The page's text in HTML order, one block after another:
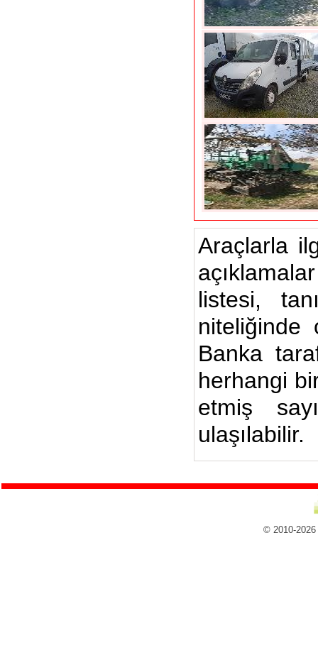
Araçlarla
listesi,
niteliğinde
Banka
herhangi
etmiş
ulaşılabilir.
© 2010-2026